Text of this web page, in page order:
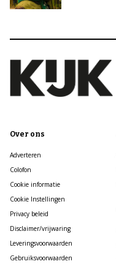
Over ons
Adverteren
Colofon
Cookie informatie
Cookie Instellingen
Privacy beleid
Disclaimer/vrijwaring
Leveringsvoorwaarden
Gebruiksvoorwaarden